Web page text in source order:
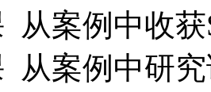
从案例中收
从案例中研